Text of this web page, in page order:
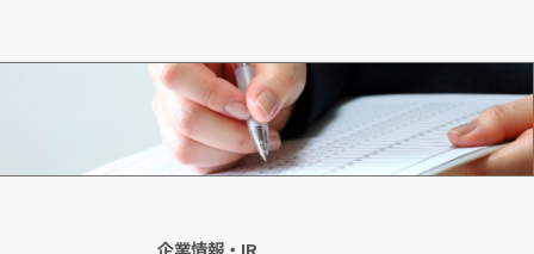
初めてのお客様企業情報・IR